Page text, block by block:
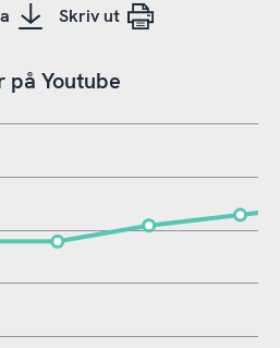
Skriv ut
på Youtube